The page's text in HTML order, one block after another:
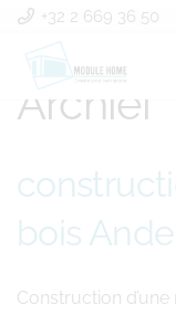
+32 2 669 36 50
Archief
bois
Construction